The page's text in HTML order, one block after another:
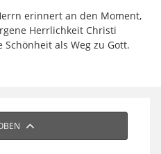
erinnert an den Moment,
Herrlichkeit Christi
als Weg zu Gott.